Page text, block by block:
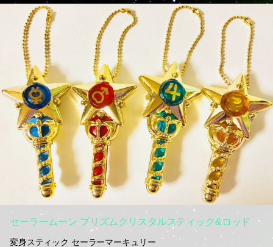
セーラームーン プリズムクリスタルスティック&ロッド
変身スティック セーラーマーキュリー